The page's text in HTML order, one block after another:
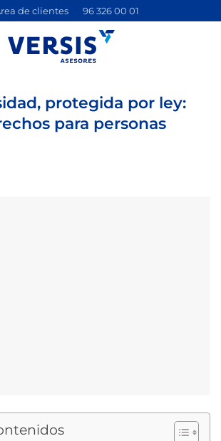
de clientes 96 326 00 01
protegida por ley:
para personas